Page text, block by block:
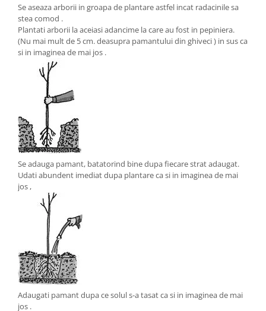
Se aseaza arborii in groapa de plantare astfel incat radacinile sa
stea comod .
Plantati arborii la aceiasi adancime la care au fost in pepiniera.
(Nu mai mult de 5 cm. deasupra pamantului din ghiveci ) in sus ca
si in imaginea de mai jos .
Se adauga pamant, batatorind bine dupa fiecare strat adaugat.
Udati abundent imediat dupa plantare ca si in imaginea de mai
jos ,
Adaugati pamant dupa ce solul s-a tasat ca si in imaginea de mai
jos .